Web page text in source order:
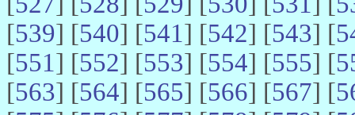
[539] [540] [541] [542] [543] [
[551] [552] [553] [554] [555] [
[563] [564] [565] [566] [567] [